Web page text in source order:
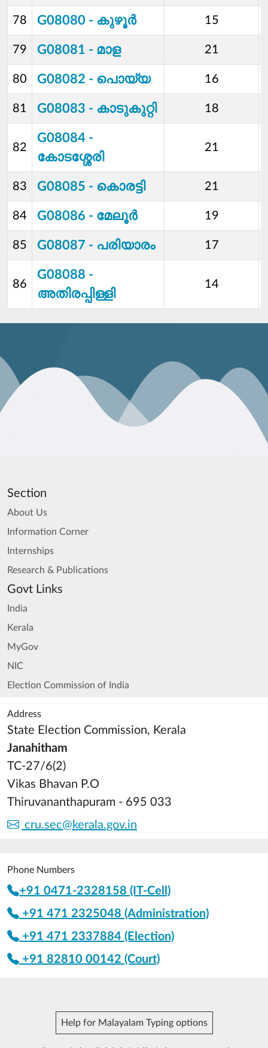
78 G08080 - കുഴൂര്‍ 15
79 G08081 - മാള 21
80 G08082 - പൊയ്യ 16
81 G08083 - കാടുകുറ്റി 18
82
G08084 -
കോടശ്ശേരി
21
83 G08085 - കൊരട്ടി 21
84 G08086 - മേലൂര്‍ 19
85 G08087 - പരിയാരം 17
86
G08088 -
അതിരപ്പിള്ളി
14
Section
About Us
Information Corner
Internships
Research & Publications
Govt Links
India
Kerala
MyGov
NIC
Election Commission of India
Address
State Election Commission, Kerala
Janahitham
TC-27/6(2)
Vikas Bhavan P.O
Thiruvananthapuram - 695 033
cru.sec@kerala.gov.in
Phone Numbers
+91 0471-2328158 (IT-Cell)
+91 471 2325048 (Administration)
+91 471 2337884 (Election)
+91 82810 00142 (Court)
Help for Malayalam Typing options